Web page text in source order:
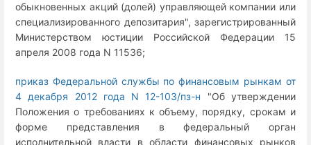
обыкновенных акций (долей) управляющей компании или
специализированного депозитария", зарегистрированный
Министерством юстиции Российской Федерации 15
апреля 2008 года N 11536;
приказ Федеральной службы по финансовым рынкам от
4 декабря 2012 года N 12-103/пз-н "Об утверждении
Положения о требованиях к объему, порядку, срокам и
форме представления в федеральный орган
исполнительной власти в области финансовых рынков